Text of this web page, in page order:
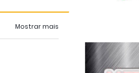
Mostrar mais